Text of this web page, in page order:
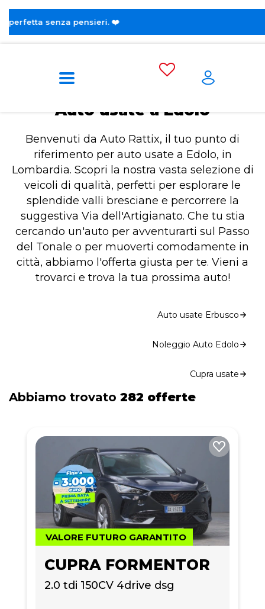
Auto usate a Edolo
Benvenuti da Auto Rattix, il tuo punto di
riferimento per auto usate a Edolo, in
Lombardia. Scopri la nostra vasta selezione di
veicoli di qualità, perfetti per esplorare le
splendide valli bresciane e percorrere la
suggestiva Via dell'Artigianato. Che tu stia
cercando un'auto per avventurarti sul Passo
del Tonale o per muoverti comodamente in
città, abbiamo l'offerta giusta per te. Vieni a
trovarci e trova la tua prossima auto!
Auto usate Erbusco
Noleggio Auto Edolo
Cupra usate
Abbiamo trovato 282 offerte
VALORE FUTURO GARANTITO
CUPRA FORMENTOR
2.0 tdi 150CV 4drive dsg